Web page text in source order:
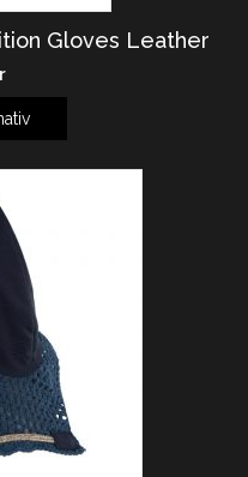
Gloves Leather